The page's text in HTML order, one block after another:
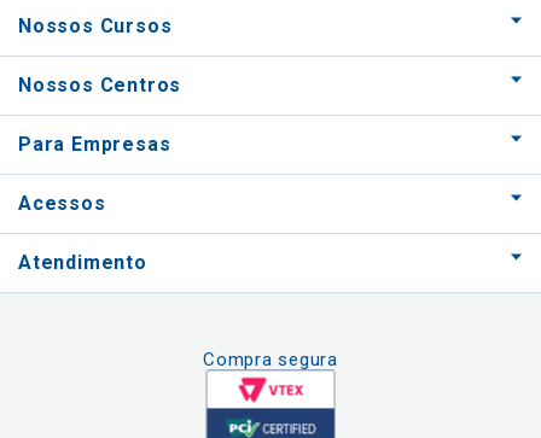
Nossos Cursos
Nossos Centros
Para Empresas
Acessos
Atendimento
Compra segura